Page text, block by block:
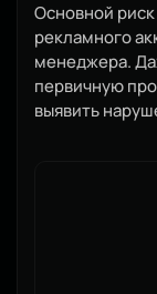
Основной
рекламного
менеджера.
первичную
выявить